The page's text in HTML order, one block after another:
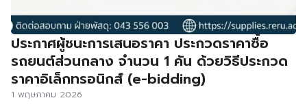
ประกาศผู้ชนะการเสนอราคา ประกวดราคาซื้อ
รถยนต์ส่วนกลาง จำนวน 1 คัน ด้วยวิธีประกวด
ราคาอิเล็กทรอนิกส์ (e-bidding)
1 พฤษภาคม 2026